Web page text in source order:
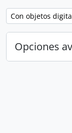
Remove filter:
Con objetos
Opciones